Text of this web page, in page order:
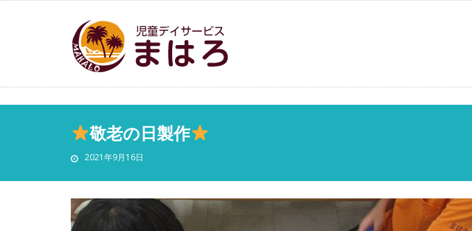
敬老の日製作
2021年9月16日